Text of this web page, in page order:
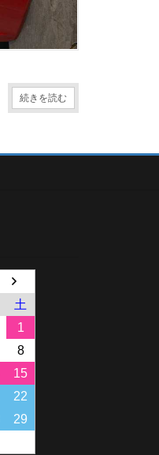
続きを読む
土
1
8
15
22
29